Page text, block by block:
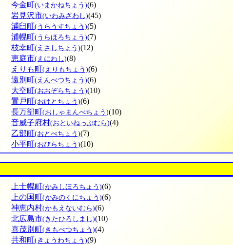
今金町(いまかねちょう)(6)
岩見沢市(いわみざわし)(45)
浦臼町(うらうすちょう)(5)
浦幌町(うらほろちょう)(7)
枝幸町(えさしちょう)(12)
恵庭市(えにわし)(8)
えりも町(えりもちょう)(6)
遠別町(えんべつちょう)(6)
大空町(おおぞらちょう)(10)
置戸町(おけとちょう)(6)
長万部町(おしゃまんべちょう)(10)
音威子府村(おといねっぷむら)(4)
乙部町(おとべちょう)(7)
小平町(おびらちょう)(10)
上士幌町(かみしほろちょう)(6)
上の国町(かみのくにちょう)(6)
神恵内村(かもえないむら)(6)
北広島市(きたひろしまし)(10)
喜茂別町(きもべつちょう)(4)
共和町(きょうわちょう)(9)